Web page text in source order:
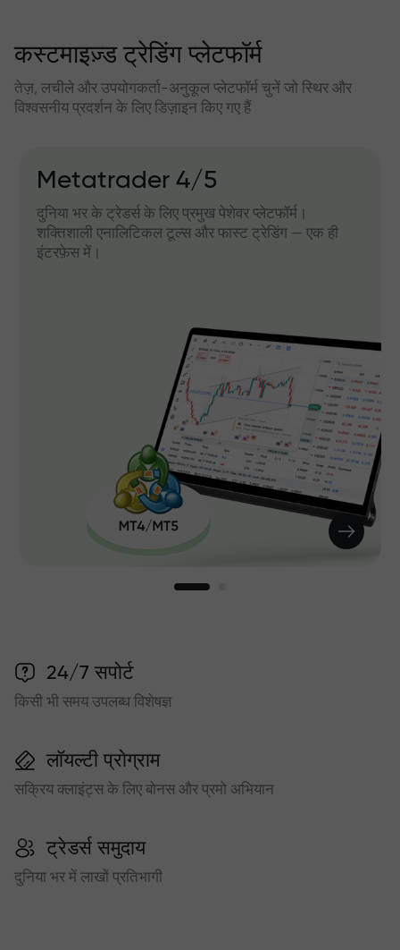
कस्टमाइज़्ड ट्रेडिंग प्लेटफॉर्म
तेज़, लचीले और उपयोगकर्ता-अनुकूल प्लेटफॉर्म चुनें जो स्थिर और
विश्वसनीय प्रदर्शन के लिए डिज़ाइन किए गए हैं
Metatrader 4/5
दुनिया भर के ट्रेडर्स के लिए प्रमुख पेशेवर प्लेटफॉर्म।
शक्तिशाली एनालिटिकल टूल्स और फास्ट ट्रेडिंग — एक ही
इंटरफ़ेस में।
24/7 सपोर्ट
किसी भी समय उपलब्ध विशेषज्ञ
लॉयल्टी प्रोग्राम
सक्रिय क्लाइंट्स के लिए बोनस और प्रमो अभियान
ट्रेडर्स समुदाय
दुनिया भर में लाखों प्रतिभागी